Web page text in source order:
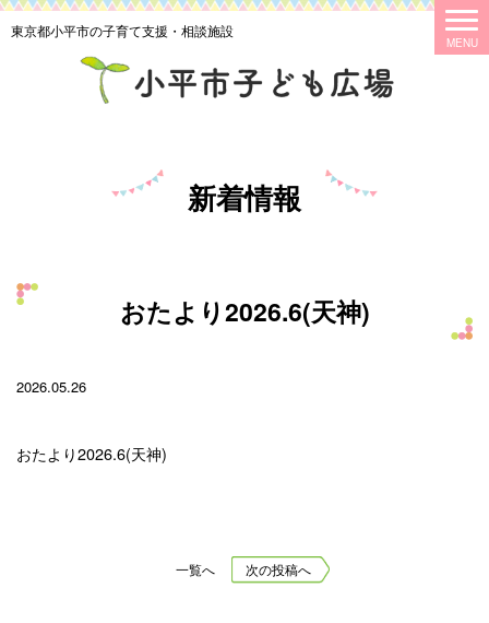
東京都小平市の子育て支援・相談施設
新着情報
おたより2026.6(天神)
2026.05.26
おたより2026.6(天神)
一覧へ 次の投稿へ